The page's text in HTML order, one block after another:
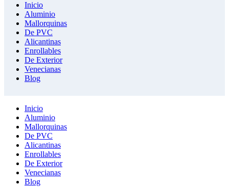
Inicio
Aluminio
Mallorquinas
De PVC
Alicantinas
Enrollables
De Exterior
Venecianas
Blog
Inicio
Aluminio
Mallorquinas
De PVC
Alicantinas
Enrollables
De Exterior
Venecianas
Blog